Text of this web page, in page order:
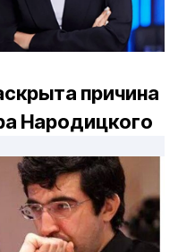
причина
Народицкого